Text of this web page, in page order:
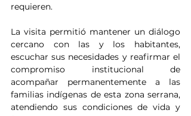
requieren.
La visita permitió mantener un diálogo
cercano con las y los habitantes,
escuchar sus necesidades y reafirmar el
compromiso institucional de
acompañar permanentemente a las
familias indígenas de esta zona serrana,
atendiendo sus condiciones de vida y